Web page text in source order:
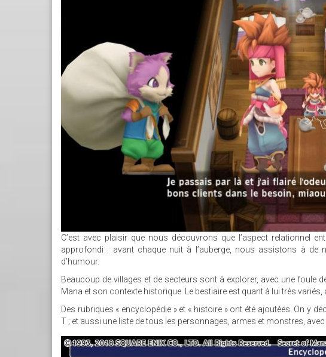
C’est avec plaisir que nous découvrons que l’aspect relationnel
approfondi : avant chaque nuit à l’auberge, nous assistons à de
d’humour.
Beaucoup de villages et de secteurs sont à explorer, avec une foule
Mana et son contexte historique. Le bestiaire est quant à lui très
Des rubriques « encyclopédie » et « histoire » ont été ajoutées. On y
T ; et aussi une liste de tous les personnages, armes et monstres, avec
3.JPG